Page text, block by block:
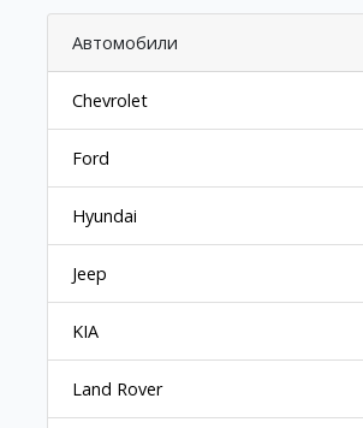
Автомобили
Chevrolet
Ford
Hyundai
Jeep
KIA
Land Rover